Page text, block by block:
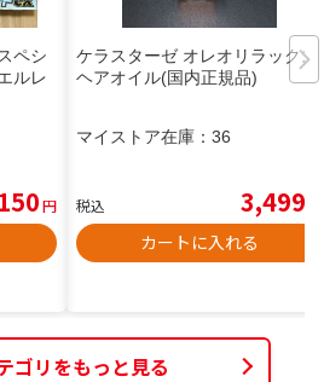
ペシ
ルレ
円
ケラスターゼ オレオリラックス
ヘアオイル(国内正規品)
マイストア在庫： 36
税込 3,499
カートに入れる
ゴリをもっと見る